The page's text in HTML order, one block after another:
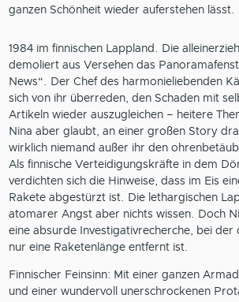
ganzen Schönheit wieder auferstehen lässt.
1984 im finnischen Lappland. Die
demoliert aus Versehen das
News“. Der Chef des harmonieliebenden
sich von ihr überreden, den Schaden mit
Artikeln wieder auszugleichen – heitere
Nina aber glaubt, an einer großen Story
wirklich niemand außer ihr den
Als finnische Verteidigungskräfte in dem
verdichten sich die Hinweise, dass im Eis
Rakete abgestürzt ist. Die lethargischen
atomarer Angst aber nichts wissen. Doch
eine absurde Investigativrecherche, bei der
nur eine Raketenlänge entfernt ist.
Finnischer Feinsinn: Mit einer ganzen
und einer wundervoll unerschrockenen